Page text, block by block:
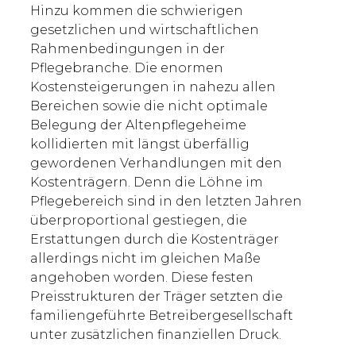
Hinzu kommen die schwierigen
gesetzlichen und wirtschaftlichen
Rahmenbedingungen in der
Pflegebranche. Die enormen
Kostensteigerungen in nahezu allen
Bereichen sowie die nicht optimale
Belegung der Altenpflegeheime
kollidierten mit längst überfällig
gewordenen Verhandlungen mit den
Kostenträgern. Denn die Löhne im
Pflegebereich sind in den letzten Jahren
überproportional gestiegen, die
Erstattungen durch die Kostenträger
allerdings nicht im gleichen Maße
angehoben worden. Diese festen
Preisstrukturen der Träger setzten die
familiengeführte Betreibergesellschaft
unter zusätzlichen finanziellen Druck.